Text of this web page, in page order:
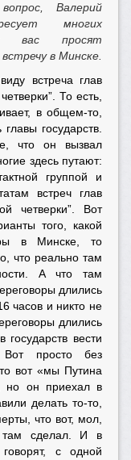
Валерий
многих
вас просят
в Минске.
встреча глав
То есть,
в общем-то,
государств.
что он вызвал
здесь путают:
группой и
встреч глав
четверки”. Вот
того, какой
в Минске, то
что реально там
А что там
длились
часов и никто не
длились
вести
просто без
вот «мы Путина
но он приехал в
делать то-то,
что вот, мол,
там сделал. И в
говорят, с одной